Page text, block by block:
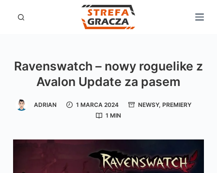
Ravenswatch – nowy roguelike z
Avalon Update za pasem
ADRIAN 1 MARCA 2024 NEWSY,PREMIERY
1 MIN